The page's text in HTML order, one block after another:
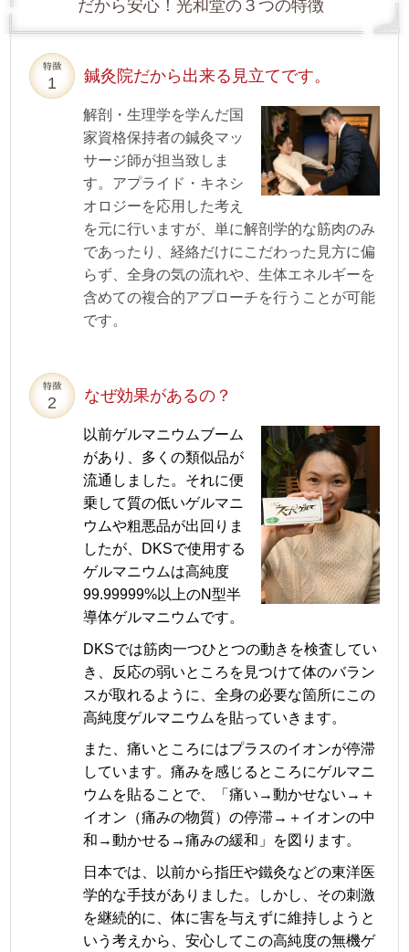
だから安心！光和堂の３つの特徴
鍼灸院だから出来る見立てです。
解剖・生理学を学んだ国
家資格保持者の鍼灸マッ
サージ師が担当致しま
す。アプライド・キネシ
オロジーを応用した考え
を元に行いますが、単に解剖学的な筋肉のみ
であったり、経絡だけにこだわった見方に偏
らず、全身の気の流れや、生体エネルギーを
含めての複合的アプローチを行うことが可能
です。
なぜ効果があるの？
以前ゲルマニウムブーム
があり、多くの類似品が
流通しました。それに便
乗して質の低いゲルマニ
ウムや粗悪品が出回りま
したが、DKSで使用する
ゲルマニウムは高純度
99.99999%以上のN型半
導体ゲルマニウムです。
DKSでは筋肉一つひとつの動きを検査してい
き、反応の弱いところを見つけて体のバラン
スが取れるように、全身の必要な箇所にこの
高純度ゲルマニウムを貼っていきます。
また、痛いところにはプラスのイオンが停滞
しています。痛みを感じるところにゲルマニ
ウムを貼ることで、「痛い→動かせない→＋
イオン（痛みの物質）の停滞→＋イオンの中
和→動かせる→痛みの緩和」を図ります。
日本では、以前から指圧や鐵灸などの東洋医
学的な手技がありました。しかし、その刺激
を継続的に、体に害を与えずに維持しようと
いう考えから、安心してこの高純度の無機ゲ